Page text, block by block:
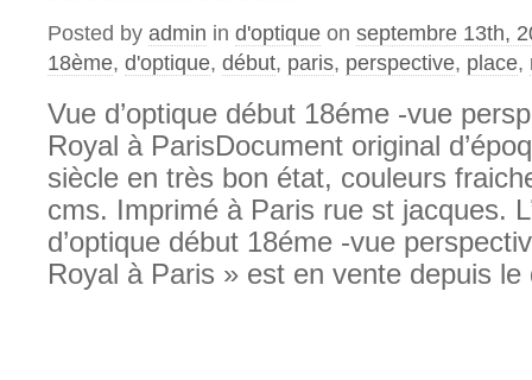
Posted by admin in d'optique on septembre 13th,
18ème, d'optique, début, paris, perspective, place,
Vue d’optique début 18éme -vue
Royal à ParisDocument original
siècle en très bon état, couleurs
cms. Imprimé à Paris rue st jacques.
d’optique début 18éme -vue
Royal à Paris » est en vente depuis